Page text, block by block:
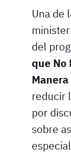
Una de
del
que No
reducir
por
sobre